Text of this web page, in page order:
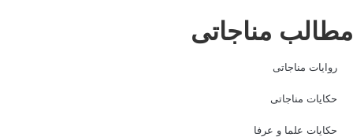
مناجاتی
روایات مناجاتی
حکایات مناجاتی
حکایات علما و عرفا